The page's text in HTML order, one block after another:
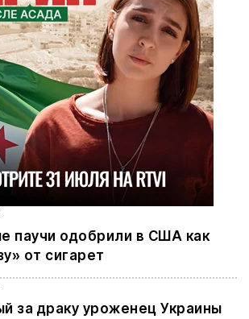
паучи одобрили в США как
от сигарет
за драку уроженец Украины